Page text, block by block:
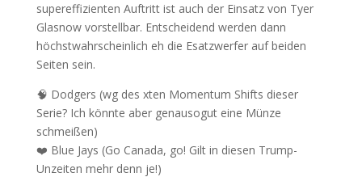
supereffizienten Auftritt ist auch der Einsatz von Tyer
Glasnow vorstellbar. Entscheidend werden dann
höchstwahrscheinlich eh die Esatzwerfer auf beiden
Seiten sein.
🧠 Dodgers (wg des xten Momentum Shifts dieser
Serie? Ich könnte aber genausogut eine Münze
schmeißen)
❤️ Blue Jays (Go Canada, go! Gilt in diesen Trump-
Unzeiten mehr denn je!)